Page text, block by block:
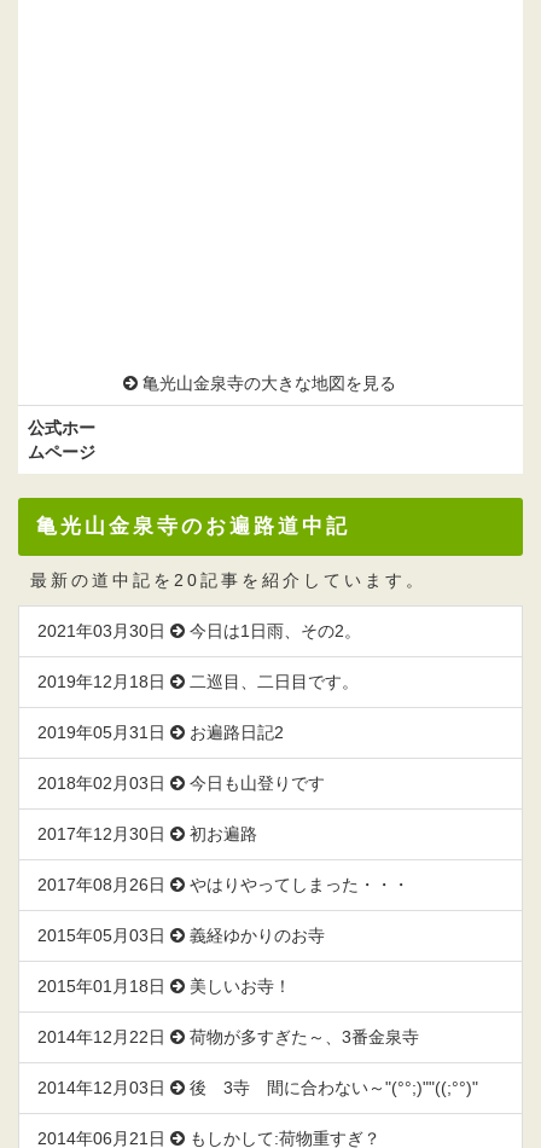
亀光山金泉寺の大きな地図を見る
公式ホー
ムページ
亀光山金泉寺のお遍路道中記
最新の道中記を20記事を紹介しています。
2021年03月30日 今日は1日雨、その2。
2019年12月18日 二巡目、二日目です。
2019年05月31日 お遍路日記2
2018年02月03日 今日も山登りです
2017年12月30日 初お遍路
2017年08月26日 やはりやってしまった・・・
2015年05月03日 義経ゆかりのお寺
2015年01月18日 美しいお寺！
2014年12月22日 荷物が多すぎた～、3番金泉寺
2014年12月03日 後 3寺 間に合わない～"(°°;)""((;°°)"
2014年06月21日 もしかして:荷物重すぎ？